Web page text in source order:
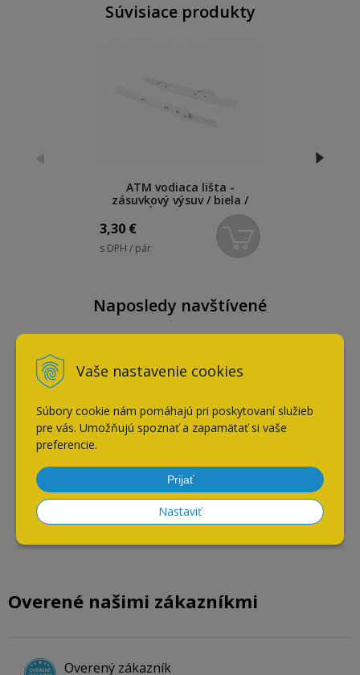
Vaše nastavenie cookies
Súbory cookie nám pomáhajú pri poskytovaní služieb
pre vás. Umožňujú spoznať a zapamätať si vaše
preferencie.
Prijať
Nastaviť
Súvisiace produkty
ATM vodiaca lišta -
zásuvkový výsuv / biela /
dĺžka 300 mm
3,30 €
s DPH / pár
Naposledy navštívené
ATM vodiaca lišta -
Overené našimi zákazníkmi
Overený zákazník